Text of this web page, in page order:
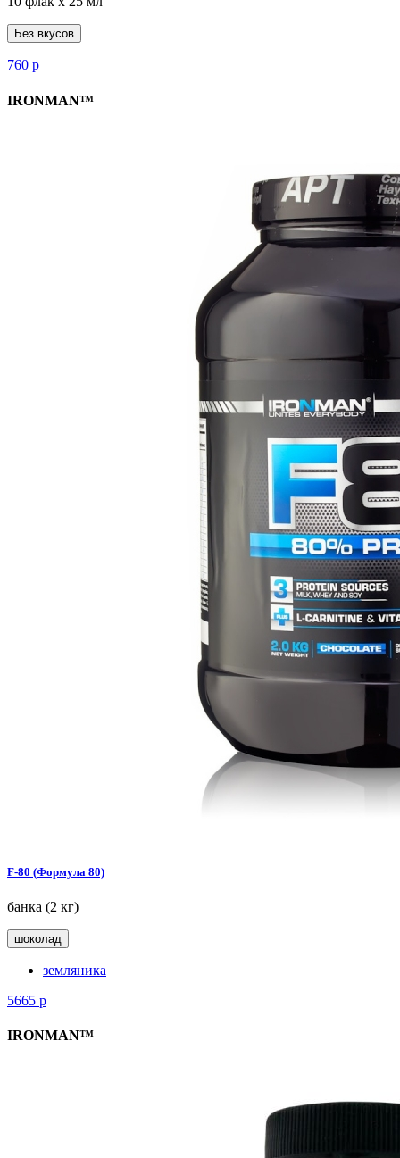
Без вкусов
760 р
IRONMAN™
F-80 (Формула 80)
банка (2 кг)
шоколад
земляника
5665 р
IRONMAN™